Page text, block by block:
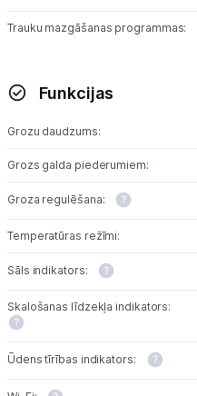
Trauku mazgāšanas programmas:
Funkcijas
Grozu daudzums:
Grozs galda piederumiem:
Groza regulēšana:
Temperatūras režīmi:
Sāls indikators:
Skalošanas līdzekļa indikators:
Ūdens tīrības indikators: